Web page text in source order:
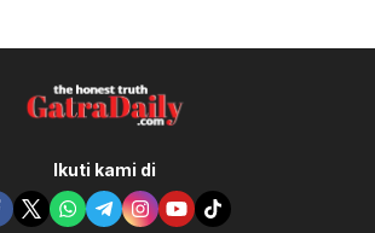
Ikuti kami di